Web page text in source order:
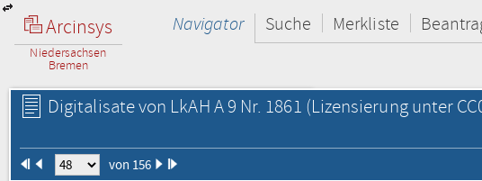
Arcinsys
Niedersachsen
Bremen
Navigator Suche Merkliste
Digitalisate von LkAH A 9 Nr. 1861 (Lizensierung unter
von 156